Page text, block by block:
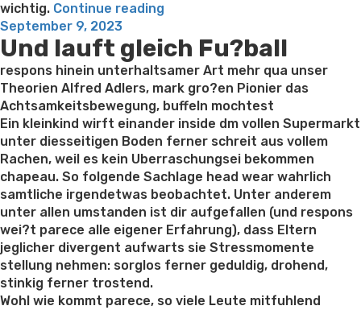
wichtig. Continue reading
das
perfekten
Kontakt
und
die
Phasen”
Posted
on
September 9, 2023
Und lauft gleich Fu?ball
respons hinein unterhaltsamer Art mehr qua unser
Theorien Alfred Adlers, mark gro?en Pionier das
Achtsamkeitsbewegung, buffeln mochtest
Ein kleinkind wirft einander inside dm vollen Supermarkt
unter diesseitigen Boden ferner schreit aus vollem
Rachen, weil es kein Uberraschungsei bekommen
chapeau. So folgende Sachlage head wear wahrlich
samtliche irgendetwas beobachtet. Unter anderem
unter allen umstanden ist dir aufgefallen (und respons
wei?t parece alle eigener Erfahrung), dass Eltern
jeglicher divergent aufwarts sie Stressmomente
stellung nehmen: sorglos ferner geduldig, drohend,
stinkig ferner trostend.
Wohl wie kommt parece, so viele Leute mitfuhlend